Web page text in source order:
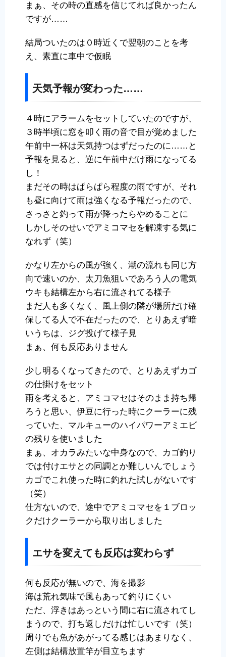
まぁ、その時の直感を信じてれば良かったん
ですが……
結局ついたのは０時近くで翌朝のことを考
え、素直に車中で仮眠
天気予報が変わった……
４時にアラームをセットしていたのですが、
３時半頃に窓を叩く雨の音で目が覚めました
午前中一杯は天気持つはずだったのに……と
予報を見ると、逆に午前中だけ雨になってる
し！
まだその時はぱらぱら程度の雨ですが、それ
も昼に向けて雨は強くなる予報だったので、
さっさと釣って雨が降ったらやめることに
しかしそのせいでアミコマセを解凍する気に
なれず（笑）
かなり左からの風が強く、潮の流れも同じ方
向で速いのか、太刀魚狙いであろう人の電気
ウキも結構左から右に流されてる様子
まだ人も多くなく、風上側の隣が場所だけ確
保してる人で不在だったので、とりあえず暗
いうちは、ジグ投げて様子見
まぁ、何も反応ありません
少し明るくなってきたので、とりあえずカゴ
の仕掛けをセット
雨を考えると、アミコマセはそのまま持ち帰
ろうと思い、伊豆に行った時にクーラーに残
っていた、マルキューのハイパワーアミエビ
の残りを使いました
まぁ、オカラみたいな中身なので、カゴ釣り
では付けエサとの同調とか難しいんでしょう
カゴでこれ使った時に釣れた試しがないです
（笑）
仕方ないので、途中でアミコマセを１ブロッ
クだけクーラーから取り出しました
エサを変えても反応は変わらず
何も反応が無いので、海を撮影
海は荒れ気味で風もあって釣りにくい
ただ、浮きはあっという間に右に流されてし
まうので、打ち返しだけは忙しいです（笑）
周りでも魚があがってる感じはあまりなく、
左側は結構放置竿が目立ちます